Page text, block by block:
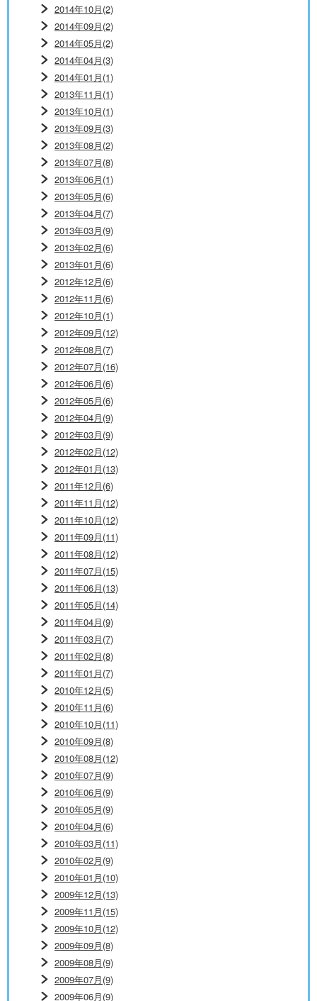
2014年10月(2)
2014年09月(2)
2014年05月(2)
2014年04月(3)
2014年01月(1)
2013年11月(1)
2013年10月(1)
2013年09月(3)
2013年08月(2)
2013年07月(8)
2013年06月(1)
2013年05月(6)
2013年04月(7)
2013年03月(9)
2013年02月(6)
2013年01月(6)
2012年12月(6)
2012年11月(6)
2012年10月(1)
2012年09月(12)
2012年08月(7)
2012年07月(16)
2012年06月(6)
2012年05月(6)
2012年04月(9)
2012年03月(9)
2012年02月(12)
2012年01月(13)
2011年12月(6)
2011年11月(12)
2011年10月(12)
2011年09月(11)
2011年08月(12)
2011年07月(15)
2011年06月(13)
2011年05月(14)
2011年04月(9)
2011年03月(7)
2011年02月(8)
2011年01月(7)
2010年12月(5)
2010年11月(6)
2010年10月(11)
2010年09月(8)
2010年08月(12)
2010年07月(9)
2010年06月(9)
2010年05月(9)
2010年04月(6)
2010年03月(11)
2010年02月(9)
2010年01月(10)
2009年12月(13)
2009年11月(15)
2009年10月(12)
2009年09月(8)
2009年08月(9)
2009年07月(9)
2009年06月(9)